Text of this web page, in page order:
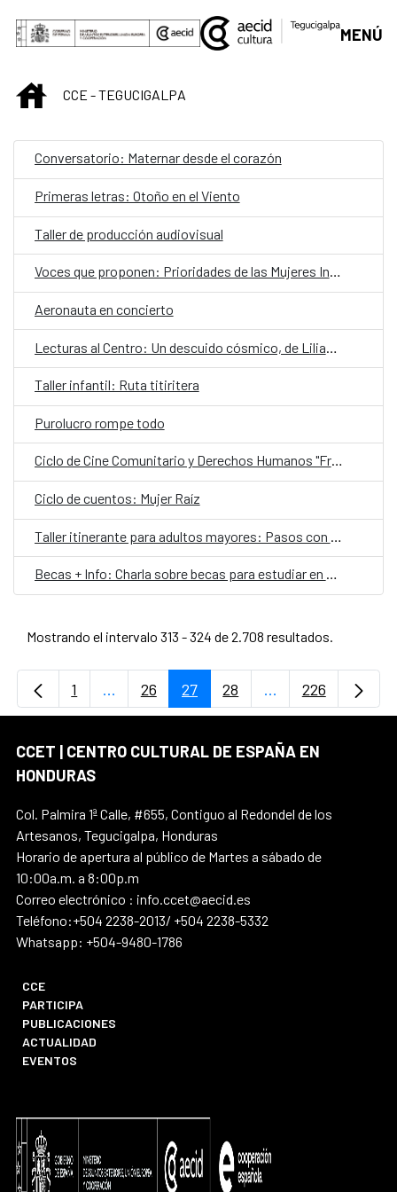
Saltar al contenido principal
MENÚ
INICIOCCE - TEGUCIGALPA
Conversatorio: Maternar desde el corazón
Primeras letras: Otoño en el Viento
Taller de producción audiovisual
Voces que proponen: Prioridades de las Mujeres Indígenas y Afrohondureñas de Honduras hacia el 2030
Aeronauta en concierto
Taller infantil: Ruta titiritera
Purolucro rompe todo
Ciclo de Cine Comunitario y Derechos Humanos "Fragmentos y Memorias"
Ciclo de cuentos: Mujer Raíz
Becas + Info: Charla sobre becas para estudiar en el extranjero
Mostrando el intervalo 313 - 324 de 2.708 resultados.
Página
1 ...Páginas intermedias Use TAB para
Página
26 Página
27 Página
28 ...PáginasPágina
226
CCET | CENTRO CULTURAL DE ESPAÑA EN
HONDURAS
Col. Palmira 1ª Calle, #655, Contiguo al Redondel de los
Artesanos, Tegucigalpa, Honduras
Horario de apertura al público de Martes a sábado de
10:00a.m. a 8:00p.m
Correo electrónico : info.ccet@aecid.es
Teléfono:+504 2238-2013/ +504 2238-5332
Whatsapp: +504-9480-1786
CCE
PARTICIPA
PUBLICACIONES
ACTUALIDAD
EVENTOS